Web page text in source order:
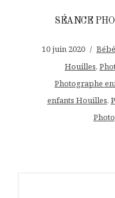
SÉANCE
10 juin 2020 Bébé
Houilles,
Photographe
enfants Houilles,